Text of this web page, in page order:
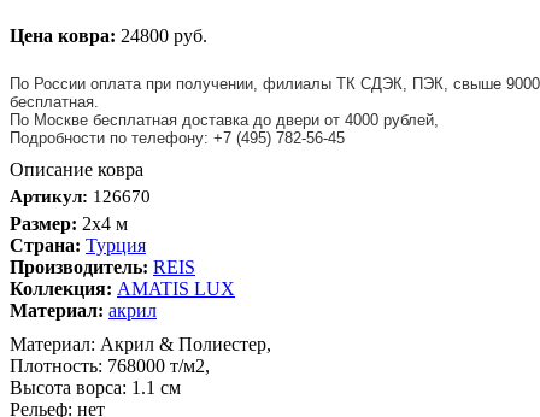
Цена ковра: 24800 руб.
По России оплата при получении, филиалы ТК СДЭК, ПЭК, свыше 9000
бесплатная.
По Москве бесплатная доставка до двери от 4000 рублей,
Подробности по телефону: +7 (495) 782-56-45
Описание ковра
Артикул: 126670
Размер: 2x4 м
Страна: Турция
Производитель: REIS
Коллекция: AMATIS LUX
Материал: акрил
Материал: Акрил & Полиестер,
Плотность: 768000 т/м2,
Высота ворса: 1.1 см
Рельеф: нет